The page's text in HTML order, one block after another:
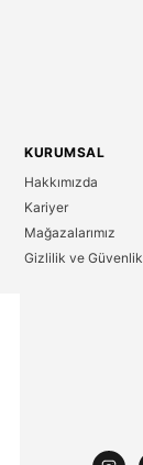
KURUMSAL
Hakkımızda
Kariyer
Mağazalarımız
Gizlilik ve Güvenlik